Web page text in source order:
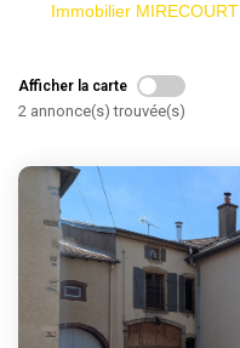
Immobilier MIRECOURT
Afficher la carte
2 annonce(s) trouvée(s)